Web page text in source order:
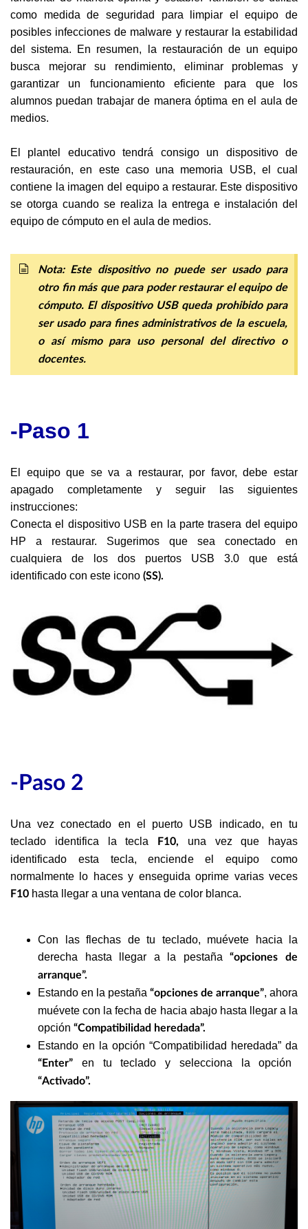
como medida de seguridad para limpiar el equipo de
posibles infecciones de malware y restaurar la estabilidad
del sistema. En resumen, la restauración de un equipo
busca mejorar su rendimiento, eliminar problemas y
garantizar un funcionamiento eficiente para que los
alumnos puedan trabajar de manera óptima en el aula de
medios.
El plantel educativo tendrá consigo un dispositivo de
restauración, en este caso una memoria USB, el cual
contiene la imagen del equipo a restaurar. Este dispositivo
se otorga cuando se realiza la entrega e instalación del
equipo de cómputo en el aula de medios.
Nota: Este dispositivo no puede ser usado para
otro fin más que para poder restaurar el equipo de
cómputo. El dispositivo USB queda prohibido para
ser usado para fines administrativos de la escuela,
o así mismo para uso personal del directivo o
docentes.
-Paso 1
El equipo que se va a restaurar, por favor, debe estar
apagado completamente y seguir las siguientes
instrucciones:
Conecta el dispositivo USB en la parte trasera del equipo
HP a restaurar. Sugerimos que sea conectado en
cualquiera de los dos puertos USB 3.0 que está
identificado con este icono (SS).
-Paso 2
Una vez conectado en el puerto USB indicado, en tu
teclado identifica la tecla
F10, una vez que hayas
identificado esta tecla, enciende el equipo como
normalmente lo haces y enseguida oprime varias veces
F10 hasta llegar a una ventana de color blanca.
Con las flechas de tu teclado, muévete hacia la
derecha hasta llegar a la pestaña“opciones de
arranque”.
Estando en la pestaña “opciones de arranque”, ahora
muévete con la fecha de hacia abajo hasta llegar a la
opción “Compatibilidad heredada”.
Estando en la opción “Compatibilidad heredada” da
“Enter” en tu teclado y selecciona la opción
“Activado”.